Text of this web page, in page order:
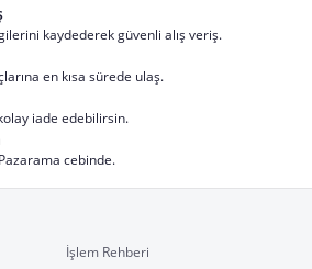
kaydederek güvenli alış veriş.
en kısa sürede ulaş.
iade edebilirsin.
cebinde.
İşlem Rehberi